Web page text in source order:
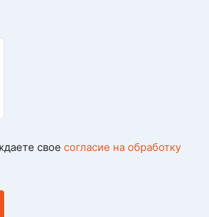
свое согласие на обработку